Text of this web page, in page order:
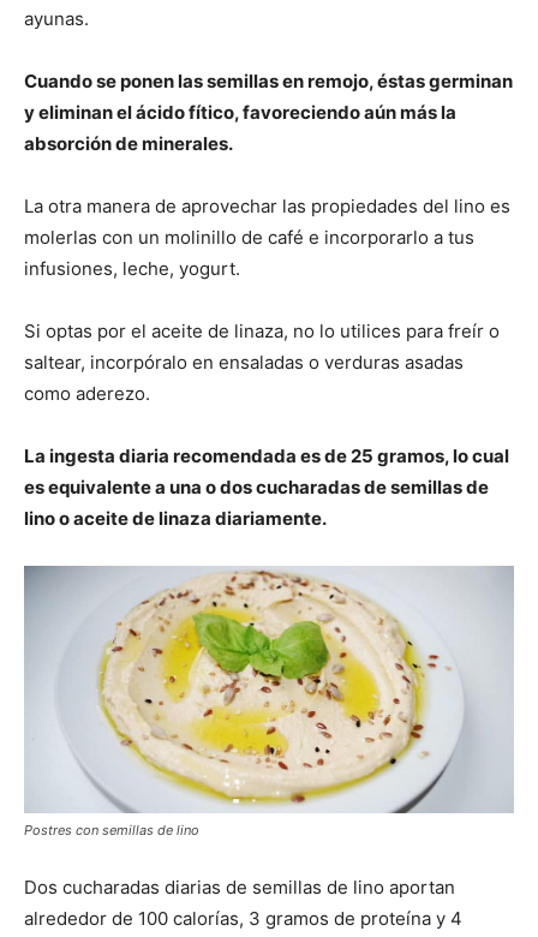
ayunas.
Cuando se ponen las semillas en remojo, éstas germinan
y eliminan el ácido fítico, favoreciendo aún más la
absorción de minerales.
La otra manera de aprovechar las propiedades del lino es
molerlas con un molinillo de café e incorporarlo a tus
infusiones, leche, yogurt.
Si optas por el aceite de linaza, no lo utilices para freír o
saltear, incorpóralo en ensaladas o verduras asadas
como aderezo.
La ingesta diaria recomendada es de 25 gramos, lo cual
es equivalente a una o dos cucharadas de semillas de
lino o aceite de linaza diariamente.
Postres con semillas de lino
Dos cucharadas diarias de semillas de lino aportan
alrededor de 100 calorías, 3 gramos de proteína y 4